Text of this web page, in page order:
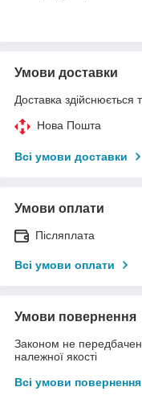
Умови доставки
Доставка здійснюється
Нова Пошта
Всі умови доставки
Умови оплати
Післяплата
Всі умови оплати
Умови повернення
Законом не
належної якості
Всі умови повернення